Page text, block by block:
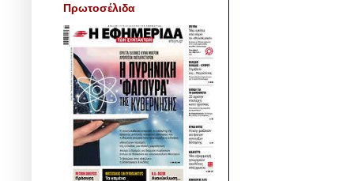
Πρωτοσέλιδα